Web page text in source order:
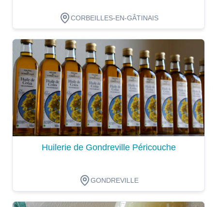
CORBEILLES-EN-GÂTINAIS
Dégustation
Huilerie de Gondreville Péricouche
GONDREVILLE